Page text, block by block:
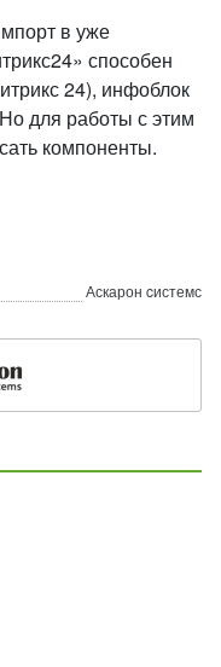
в уже
способен
24), инфоблок
для работы с этим
компоненты.
Аскарон cистемс